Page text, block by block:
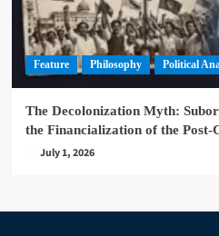
Feature Philosophy Political
The Decolonization Myth:
the Financialization of the Post-
July 1, 2026